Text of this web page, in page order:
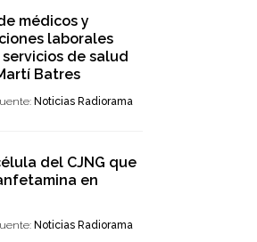
médicos y
laborales
de salud
Batres
Noticias Radiorama
del CJNG que
en
Noticias Radiorama